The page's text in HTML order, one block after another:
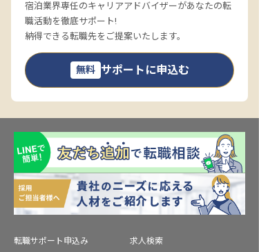
採用をお考えの企業様へ
宿泊業界専任のキャリアアドバイザーがあなたの転
職活動を徹底サポート!
納得できる転職先をご提案いたします。
無料 サポートに申込む
転職サポート申込み
求人検索